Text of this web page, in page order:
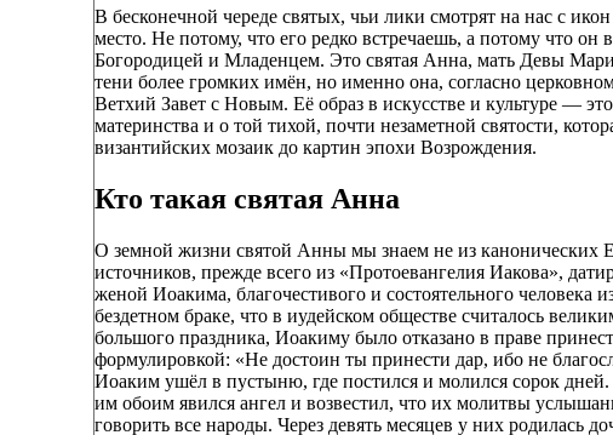
В бесконечной череде святых, чьи лики смотрят на нас с
место. Не потому, что его редко встречаешь, а потому что
Богородицей и Младенцем. Это святая Анна, мать Девы
тени более громких имён, но именно она, согласно
Ветхий Завет с Новым. Её образ в искусстве и культуре —
материнства и о той тихой, почти незаметной святости,
византийских мозаик до картин эпохи Возрождения.
Кто такая святая Анна
О земной жизни святой Анны мы знаем не из канонических
источников, прежде всего из «Протоевангелия Иакова»,
женой Иоакима, благочестивого и состоятельного человека
бездетном браке, что в иудейском обществе считалось
большого праздника, Иоакиму было отказано в праве
формулировкой: «Не достоин ты принести дар, ибо не
Иоаким ушёл в пустыню, где постился и молился сорок
им обоим явился ангел и возвестил, что их молитвы
говорить все народы. Через девять месяцев у них родилась